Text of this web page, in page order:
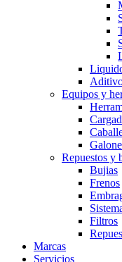
Equipos y
Repuestos y
Bujias
Frenos
Filtros
Marcas
Servicios